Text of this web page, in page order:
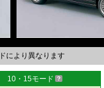
により異なります
10・15モード